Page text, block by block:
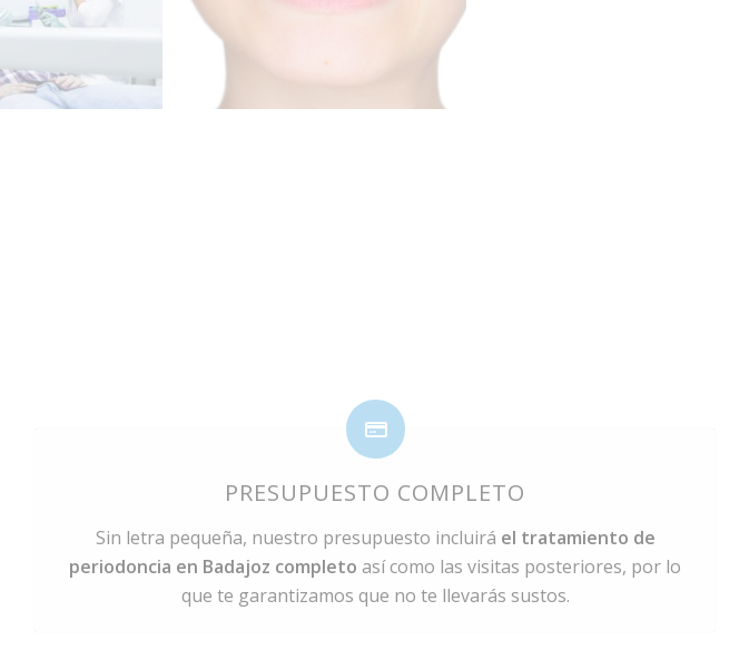
PRESUPUESTO COMPLETO
Sin letra pequeña, nuestro presupuesto incluirá el tratamiento de
periodoncia en Badajoz completo así como las visitas posteriores, por lo
que te garantizamos que no te llevarás sustos.